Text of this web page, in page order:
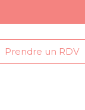
Prendre un RDV